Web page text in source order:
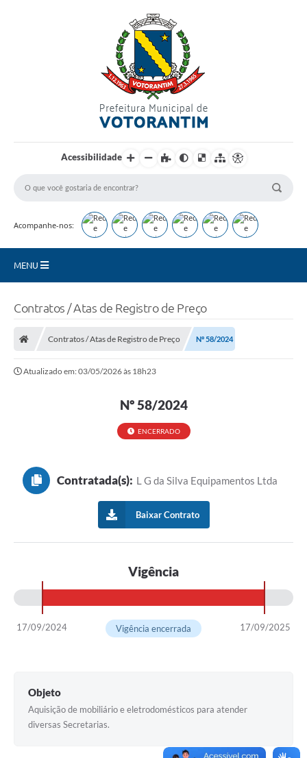
Acessibilidade
Acompanhe-nos:
MENU
Vagas PAT
Perguntas e Respostas Frequentes
Compra Direta
Plano Municipal de Retomada das Aulas Presenciais
COVID - 19
Jornal (Edições anteriores)
Uso de Internet e Recursos de Informática
Plano Municipal de Saneamento Básico
Contratos / Atas de Registro de Preço
Contratos / Atas de Registro de Preço Nº 58/2024
Atualizado em: 03/05/2026 às 18h23
Nº 58/2024
ENCERRADO
Contratada(s): L G da Silva Equipamentos Ltda
Baixar Contrato
Vigência
17/09/2024 17/09/2025
Vigência encerrada
Objeto
Aquisição de mobiliário e eletrodomésticos para atender
diversas Secretarias.